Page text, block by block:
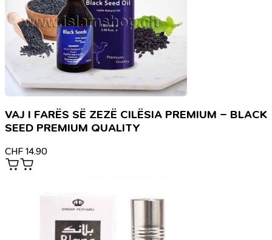
VAJ I FARËS SË ZEZË CILËSIA PREMIUM – BLACK
SEED PREMIUM QUALITY
CHF 14.90